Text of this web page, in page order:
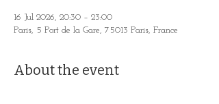
16 Jul 2026, 20:30 – 23:00
Paris, 5 Port de la Gare, 75013 Paris, France
About the event